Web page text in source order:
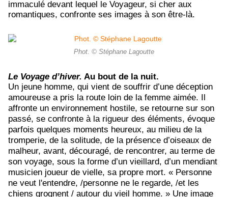
immaculé devant lequel le Voyageur, si cher aux
romantiques, confronte ses images à son être-là.
Phot. © Stéphane Lagoutte
Le Voyage d’hiver. Au bout de la nuit.
Un jeune homme, qui vient de souffrir d’une déception
amoureuse a pris la route loin de la femme aimée. Il
affronte un environnement hostile, se retourne sur son
passé, se confronte à la rigueur des éléments, évoque
parfois quelques moments heureux, au milieu de la
tromperie, de la solitude, de la présence d’oiseaux de
malheur, avant, découragé, de rencontrer, au terme de
son voyage, sous la forme d’un vieillard, d’un mendiant
musicien joueur de vielle, sa propre mort. « Personne
ne veut l'entendre, /personne ne le regarde, /et les
chiens grognent / autour du vieil homme. » Une image